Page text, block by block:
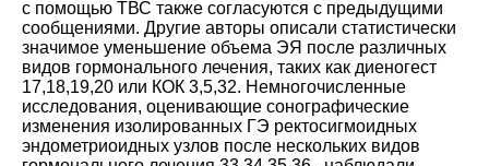
с помощью ТВС также согласуются с предыдущими
сообщениями. Другие авторы описали статистически
значимое уменьшение объема ЭЯ после различных
видов гормонального лечения, таких как диеногест
17,18,19,20 или КОК 3,5,32. Немногочисленные
исследования, оценивающие сонографические
изменения изолированных ГЭ ректосигмоидных
эндометриоидных узлов после нескольких видов